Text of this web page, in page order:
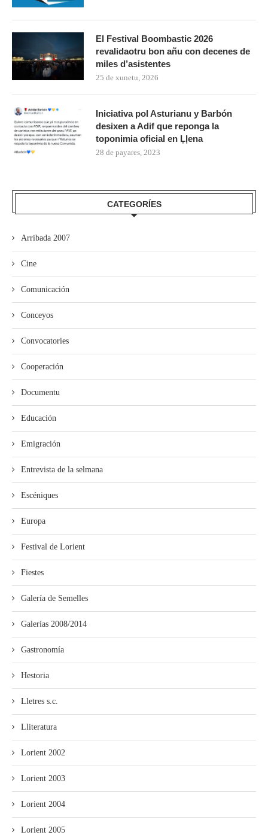
El Festival Boombastic 2026
revalidaotru bon añu con decenes de
miles d’asistentes
25 de xunetu, 2026
Iniciativa pol Asturianu y Barbón
desixen a Adif que reponga la
toponimia oficial en Ḷḷena
28 de payares, 2023
CATEGORÍES
Arribada 2007
Cine
Comunicación
Conceyos
Convocatories
Cooperación
Documentu
Educación
Emigración
Entrevista de la selmana
Escéniques
Europa
Festival de Lorient
Fiestes
Galería de Semelles
Galerías 2008/2014
Gastronomía
Hestoria
Lletres s.c.
Lliteratura
Lorient 2002
Lorient 2003
Lorient 2004
Lorient 2005